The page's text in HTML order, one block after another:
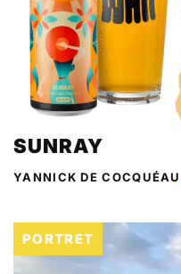
SUNRAY
YANNICK DE COCQUÉAU
PORTRET